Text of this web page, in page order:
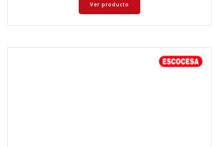
Ver producto